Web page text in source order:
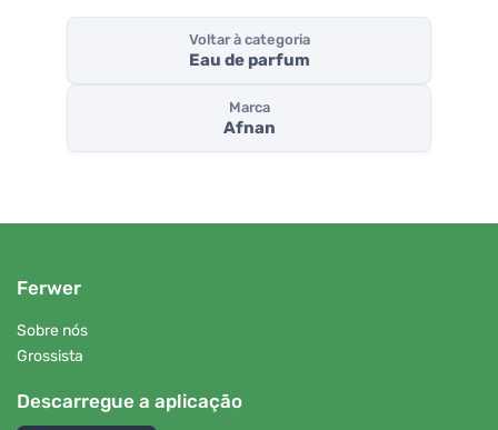
Voltar à categoria
Eau de parfum
Marca
Afnan
Ferwer
Sobre nós
Grossista
Descarregue a aplicação